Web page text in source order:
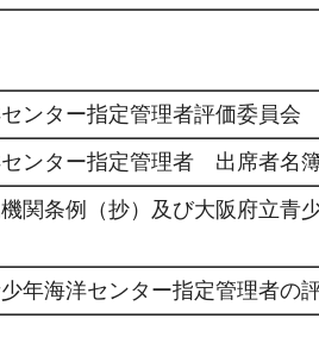
ンター指定管理者評価委員
ンター指定管理者 出席者名
関条例（抄）及び大阪府立青
年海洋センター指定管理者の